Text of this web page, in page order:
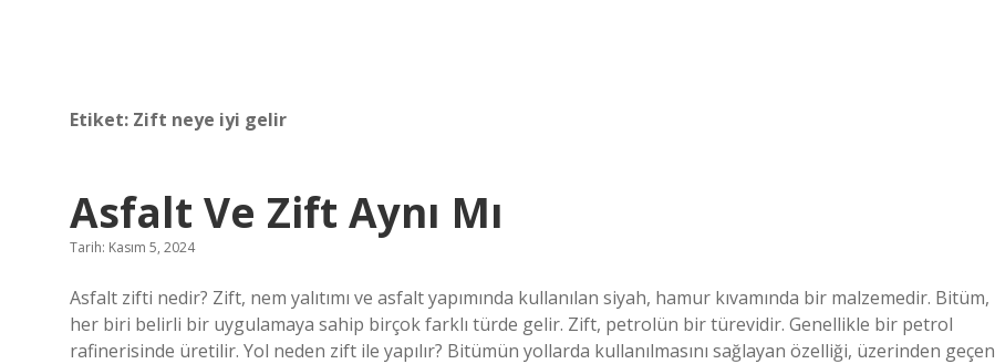
Etiket: Zift neye iyi gelir
Asfalt Ve Zift Aynı Mı
Tarih: Kasım 5, 2024
Asfalt zifti nedir? Zift, nem yalıtımı ve asfalt yapımında kullanılan siyah, hamur kıvamında bir malzemedir. Bitüm,
her biri belirli bir uygulamaya sahip birçok farklı türde gelir. Zift, petrolün bir türevidir. Genellikle bir petrol
rafinerisinde üretilir. Yol neden zift ile yapılır? Bitümün yollarda kullanılmasını sağlayan özelliği, üzerinden geçen